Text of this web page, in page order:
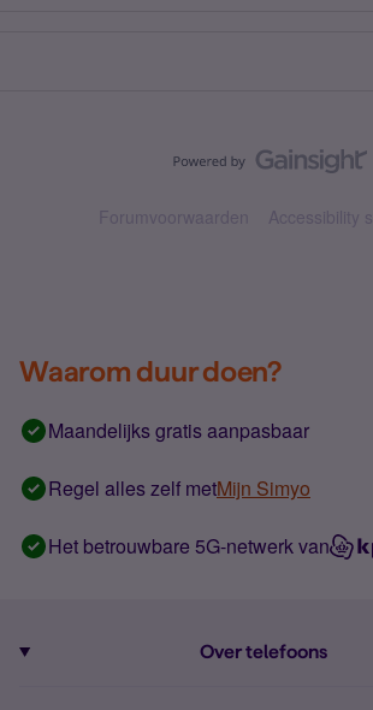
Forumvoorwaarden Accessibility
Waarom duur doen?
Maandelijks gratis aanpasbaar
Regel alles zelf metMijn Simyo
Het betrouwbare 5G-netwerk van
Over telefoons